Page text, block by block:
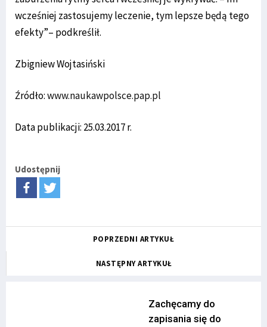
wcześniej zastosujemy leczenie, tym lepsze będą tego
efekty”– podkreślił.
Zbigniew Wojtasiński
Źródło:www.naukawpolsce.pap.pl
Data publikacji: 25.03.2017 r.
Udostępnij
POPRZEDNI ARTYKUŁ
NASTĘPNY ARTYKUŁ
Zachęcamy do
zapisania się do